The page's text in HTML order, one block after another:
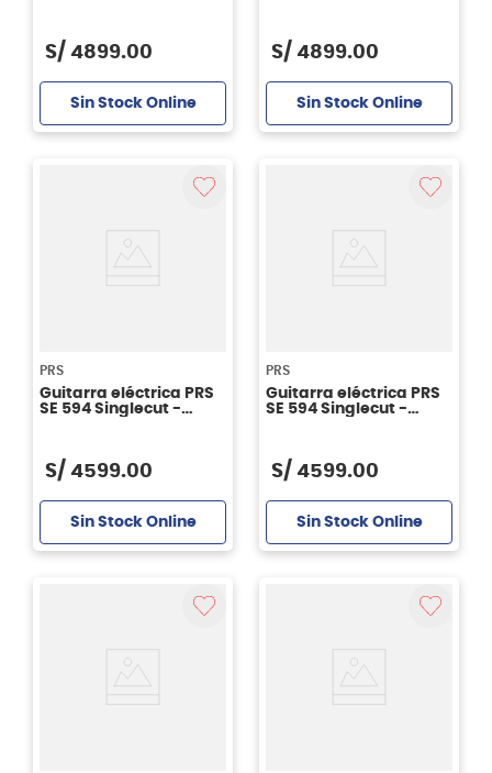
S/ 4899.00
Sin Stock Online
S/ 4899.00
Sin Stock Online
PRS
Guitarra eléctrica PRS
SE 594 Singlecut -
S/ 4599.00
Sin Stock Online
PRS
Guitarra eléctrica PRS
SE 594 Singlecut -
S/ 4599.00
Sin Stock Online